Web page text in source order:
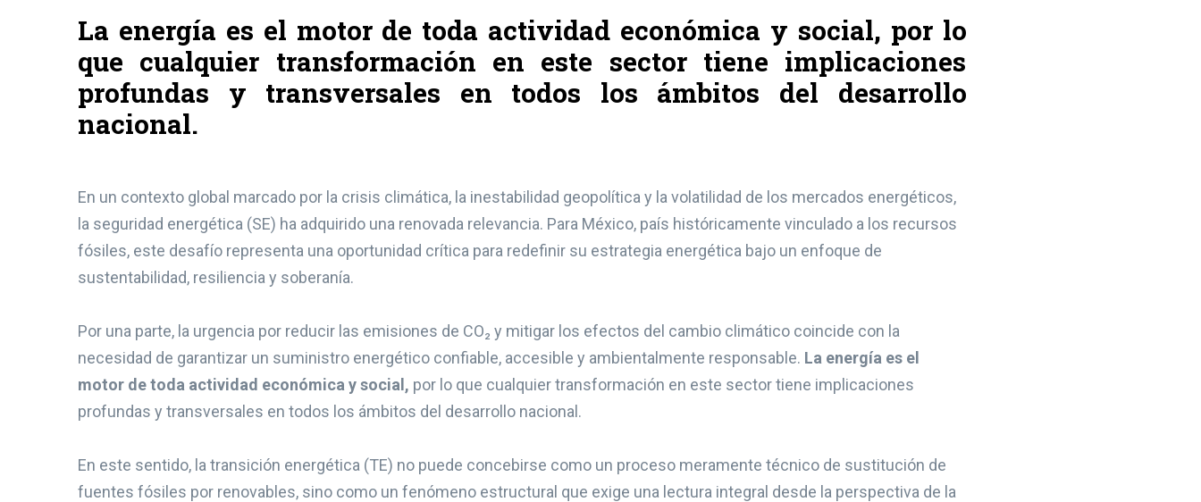
La energía es el motor de toda actividad económica y social, por lo
que cualquier transformación en este sector tiene implicaciones
profundas y transversales en todos los ámbitos del desarrollo
nacional.
En un contexto global marcado por la crisis climática, la inestabilidad geopolítica y la volatilidad de los mercados energéticos,
la seguridad energética (SE) ha adquirido una renovada relevancia. Para México, país históricamente vinculado a los recursos
fósiles, este desafío representa una oportunidad crítica para redefinir su estrategia energética bajo un enfoque de
sustentabilidad, resiliencia y soberanía.
Por una parte, la urgencia por reducir las emisiones de CO₂ y mitigar los efectos del cambio climático coincide con la
necesidad de garantizar un suministro energético confiable, accesible y ambientalmente responsable. La energía es el
motor de toda actividad económica y social, por lo que cualquier transformación en este sector tiene implicaciones
profundas y transversales en todos los ámbitos del desarrollo nacional.
En este sentido, la transición energética (TE) no puede concebirse como un proceso meramente técnico de sustitución de
fuentes fósiles por renovables, sino como un fenómeno estructural que exige una lectura integral desde la perspectiva de la